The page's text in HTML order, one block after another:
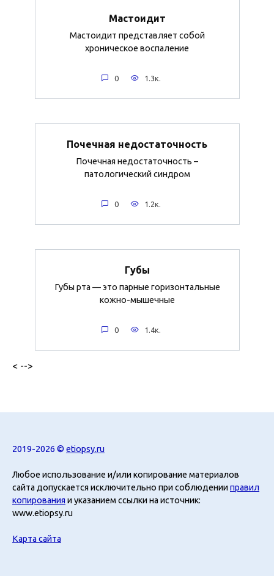
Мастоидит
Мастоидит представляет собой
хроническое воспаление
0 1.3к.
Почечная недостаточность
Почечная недостаточность –
патологический синдром
0 1.2к.
Губы
Губы рта — это парные горизонтальные
кожно-мышечные
0 1.4к.
< -->
2019-2026 © etiopsy.ru
Любое использование и/или копирование материалов
сайта допускается исключительно при соблюденииправил
копирования и указанием ссылки на источник:
www.etiopsy.ru
Карта сайта